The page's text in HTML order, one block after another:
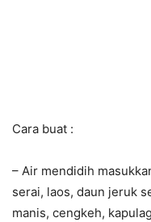
Cara buat :
– Air mendidih
serai, laos, daun jeruk
manis, cengkeh,